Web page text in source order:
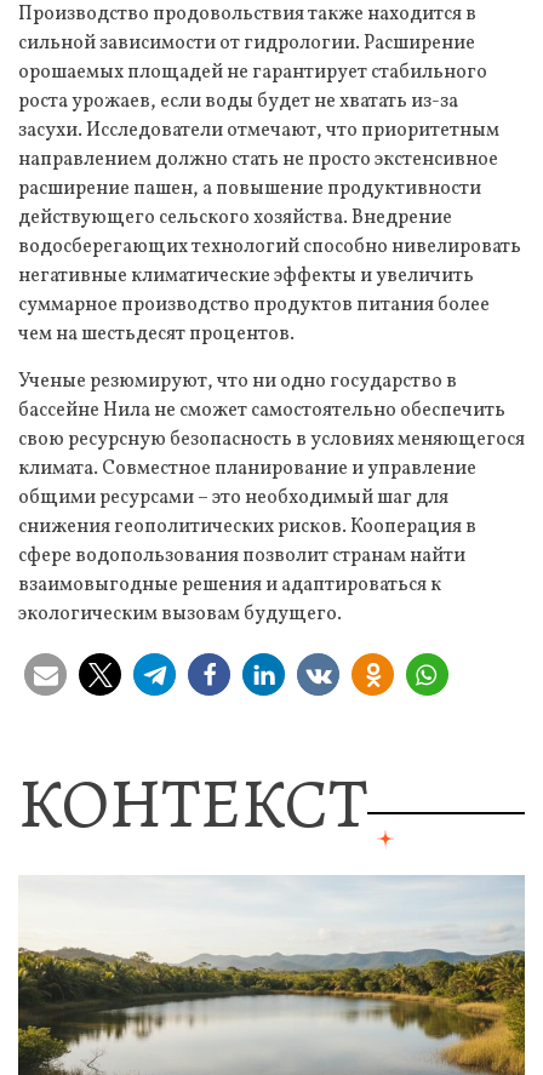
Производство продовольствия также находится в
сильной зависимости от гидрологии. Расширение
орошаемых площадей не гарантирует стабильного
роста урожаев, если воды будет не хватать из-за
засухи. Исследователи отмечают, что приоритетным
направлением должно стать не просто экстенсивное
расширение пашен, а повышение продуктивности
действующего сельского хозяйства. Внедрение
водосберегающих технологий способно нивелировать
негативные климатические эффекты и увеличить
суммарное производство продуктов питания более
чем на шестьдесят процентов.
Ученые резюмируют, что ни одно государство в
бассейне Нила не сможет самостоятельно обеспечить
свою ресурсную безопасность в условиях меняющегося
климата. Совместное планирование и управление
общими ресурсами – это необходимый шаг для
снижения геополитических рисков. Кооперация в
сфере водопользования позволит странам найти
взаимовыгодные решения и адаптироваться к
экологическим вызовам будущего.
КОНТЕКСТ